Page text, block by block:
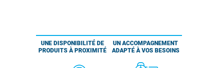
UNE DISPONIBILITÉ DE
PRODUITS À PROXIMITÉ
UN ACCOMPAGNEMENT
ADAPTÉ À VOS BESOINS